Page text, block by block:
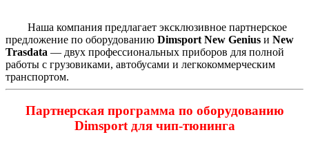
Наша компания предлагает эксклюзивное партнерское
предложение по оборудованию Dimsport New Genius и New
Trasdata — двух профессиональных приборов для полной
работы с грузовиками, автобусами и легкокоммерческим
транспортом.
Партнерская программа по оборудованию
Dimsport для чип-тюнинга